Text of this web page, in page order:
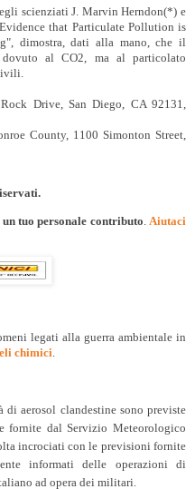
scienziati J. Marvin Herndon(*) e
that Particulate Pollution is
dimostra, dati alla mano, che il
al CO2, ma al particolato
Drive, San Diego, CA 92131,
County, 1100 Simonton Street,
tuo personale contributo Aiutaci
legati alla guerra ambientale in
chimici
aerosol clandestine sono previste
fornite dal Servizio Meteorologico
incrociati con le previsioni fornite
informati delle operazioni di
ad opera dei militari.